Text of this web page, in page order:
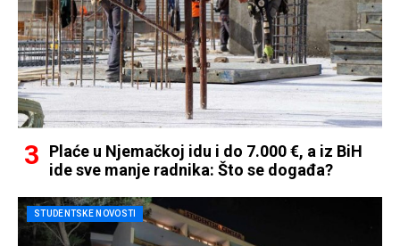
Plaće u Njemačkoj idu i do 7.000 €, a iz BiH
ide sve manje radnika: Što se događa?
STUDENTSKE NOVOSTI